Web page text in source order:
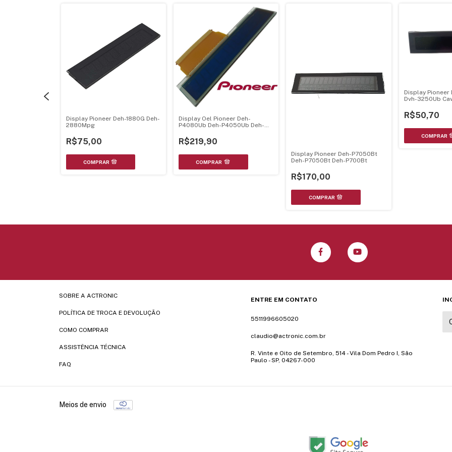
Display Pioneer Deh-1880G Deh-
2880Mpg
R$75,00
Display Oel Pioneer Deh-
P4080Ub Deh-P4050Ub Deh-
R$219,90
Display Pioneer Deh-P7050Bt
Deh-P7050Bt Deh-P700Bt
R$170,00
Display Pioneer
Dvh-3250Ub
R$50,70
SOBRE A ACTRONIC
POLÍTICA DE TROCA E DEVOLUÇÃO
COMO COMPRAR
ASSISTÊNCIA TÉCNICA
FAQ
ENTRE EM CONTATO
5511996605020
claudio@actronic.com.br
R. Vinte e Oito de Setembro, 514 - Vila Dom Pedro I, São
Paulo - SP, 04267-000
Meios de envio